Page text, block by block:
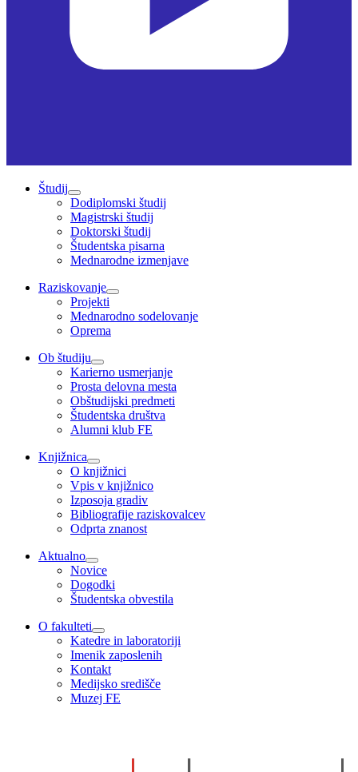
Študij
Dodiplomski študij
Magistrski študij
Doktorski študij
Študentska pisarna
Mednarodne izmenjave
Raziskovanje
Projekti
Mednarodno sodelovanje
Oprema
Ob študiju
Karierno usmerjanje
Prosta delovna mesta
Obštudijski predmeti
Študentska društva
Alumni klub FE
Knjižnica
O knjižnici
Vpis v knjižnico
Izposoja gradiv
Bibliografije raziskovalcev
Odprta znanost
Aktualno
Novice
Dogodki
Študentska obvestila
O fakulteti
Katedre in laboratoriji
Imenik zaposlenih
Kontakt
Medijsko središče
Muzej FE